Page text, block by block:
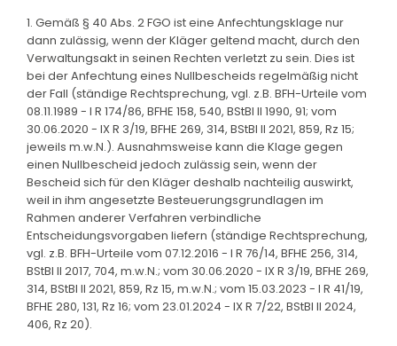
1. Gemäß § 40 Abs. 2 FGO ist eine Anfechtungsklage nur
dann zulässig, wenn der Kläger geltend macht, durch den
Verwaltungsakt in seinen Rechten verletzt zu sein. Dies ist
bei der Anfechtung eines Nullbescheids regelmäßig nicht
der Fall (ständige Rechtsprechung, vgl. z.B. BFH-Urteile vom
08.11.1989 - I R 174/86, BFHE 158, 540, BStBl II 1990, 91; vom
30.06.2020 - IX R 3/19, BFHE 269, 314, BStBl II 2021, 859, Rz 15;
jeweils m.w.N.). Ausnahmsweise kann die Klage gegen
einen Nullbescheid jedoch zulässig sein, wenn der
Bescheid sich für den Kläger deshalb nachteilig auswirkt,
weil in ihm angesetzte Besteuerungsgrundlagen im
Rahmen anderer Verfahren verbindliche
Entscheidungsvorgaben liefern (ständige Rechtsprechung,
vgl. z.B. BFH-Urteile vom 07.12.2016 - I R 76/14, BFHE 256, 314,
BStBl II 2017, 704, m.w.N.; vom 30.06.2020 - IX R 3/19, BFHE 269,
314, BStBl II 2021, 859, Rz 15, m.w.N.; vom 15.03.2023 - I R 41/19,
BFHE 280, 131, Rz 16; vom 23.01.2024 - IX R 7/22, BStBl II 2024,
406, Rz 20).